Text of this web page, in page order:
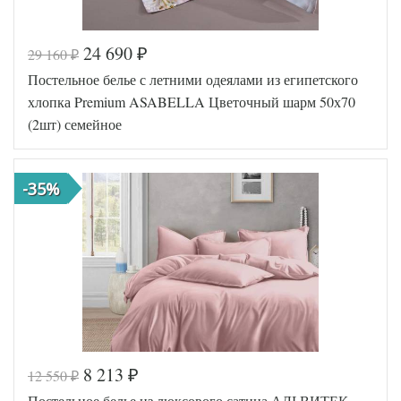
Код товара
576-062
Артикул
TT1218
65
Ткань
Твил
Размер
простыни
Размер
наволочек
50х70
Производитель
Tango
(Китай)
Код товара
577-075
29 160₽ 24 690 ₽
Постельное белье с летними одеялами из египетского
хлопка Premium ASABELLA Цветочный шарм 50х70
(2шт) семейное
-35%
12 550₽ 8 213 ₽